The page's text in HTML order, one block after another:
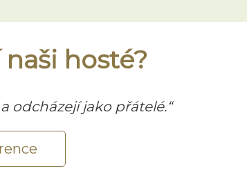
hosté?
odcházejí jako přátelé.“